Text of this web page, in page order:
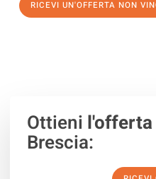
RICEVI UN'OFFERTA NON
Ottieni
Brescia: